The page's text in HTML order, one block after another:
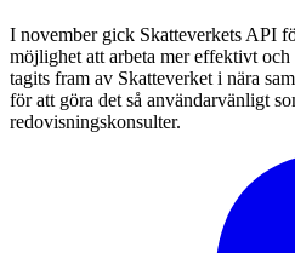
I november gick Skatteverkets API
möjlighet att arbeta mer effektivt
tagits fram av Skatteverket i nära
för att göra det så användarvänligt
redovisningskonsulter.